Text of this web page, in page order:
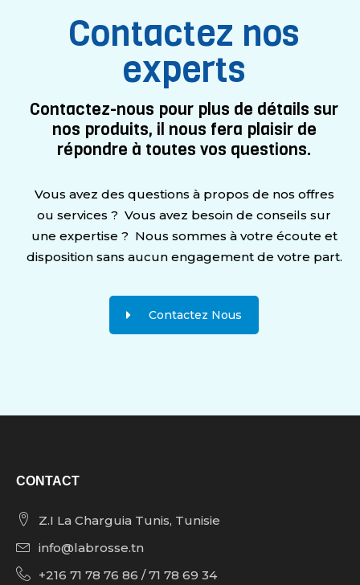
Contactez nos
experts
Contactez-nous pour plus de détails sur
nos produits, il nous fera plaisir de
répondre à toutes vos questions.
Vous avez des questions à propos de nos offres
ou services ? Vous avez besoin de conseils sur
une expertise ? Nous sommes à votre écoute et
disposition sans aucun engagement de votre part.
Contactez Nous
CONTACT
Z.I La Charguia Tunis, Tunisie
info@labrosse.tn
+216 71 78 76 86 / 71 78 69 34